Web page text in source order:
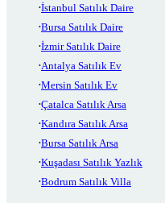
İstanbul Satılık Daire
Bursa Satılık Daire
İzmir Satılık Daire
Antalya Satılık Ev
Mersin Satılık Ev
Çatalca Satılık Arsa
Kandıra Satılık Arsa
Bursa Satılık Arsa
Kuşadası Satılık Yazlık
Bodrum Satılık Villa